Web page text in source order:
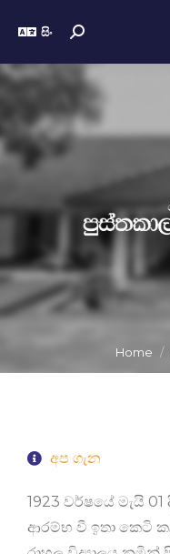
සිං
Home
අප ගැන
1923 වර්ෂයේ මැයි
ආරම්භ වී ඉතා කෙටි